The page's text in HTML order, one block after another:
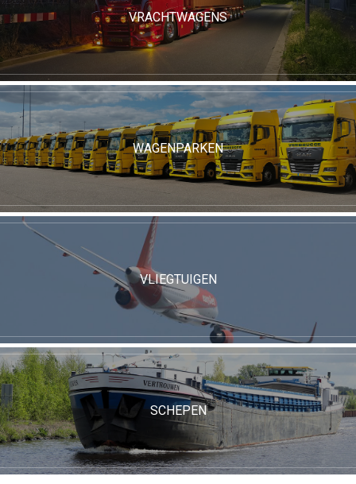
VRACHTWAGENS
WAGENPARKEN
VLIEGTUIGEN
SCHEPEN